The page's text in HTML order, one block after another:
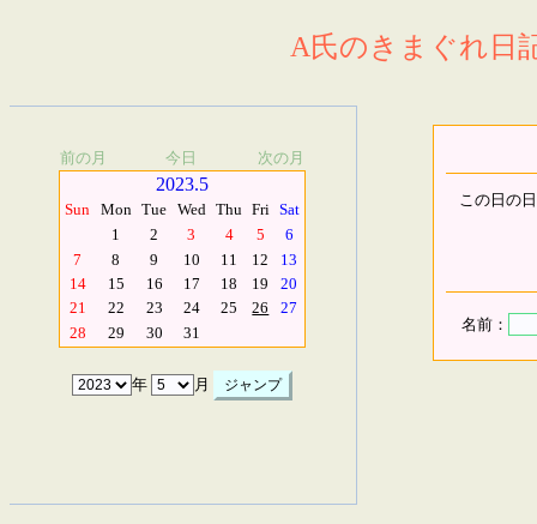
A氏のきまぐれ日
前の月 今日 次の月
2023.5
Sun Mon Tue Wed Thu Fri Sat
1
2 3 4 5
6
7
8 9 10 11 12
13
14
15 16 17 18 19
20
21
22 23 24 25 26
27
28
29 30 31
年 月
この日の
名前：